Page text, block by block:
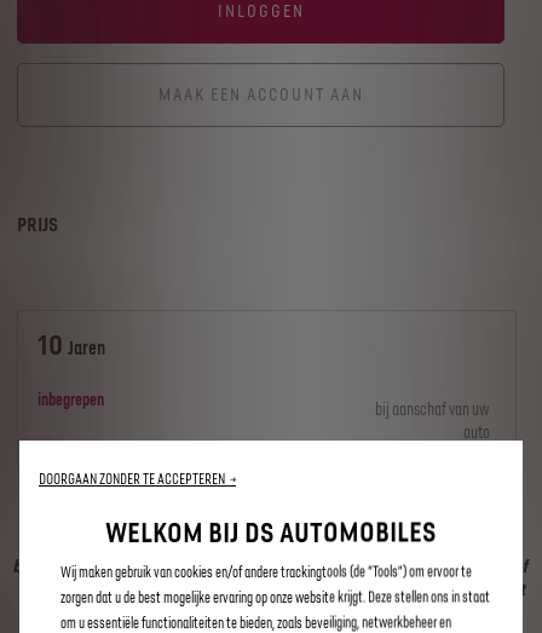
INLOGGEN
MAAK EEN ACCOUNT AAN
PRIJS
10 Jaren
inbegrepen
bij aanschaf van uw
auto
Dit aanbod is alleen van toepassing op voertuigen die zijn
besteld vóór 3 juli 2023. Voor voertuigen die zijn besteld vanaf
juli 2023: zie de aanbiedingen voor Connect ONE en Connect
PLUS.
DOORGAAN ZONDER TE ACCEPTEREN →
WELKOM BIJ DS AUTOMOBILES
Wij maken gebruik van cookies en/of andere trackingtools (de “Tools”) om ervoor te
zorgen dat u de best mogelijke ervaring op onze website krijgt. Deze stellen ons in staat
om u essentiële functionaliteiten te bieden, zoals beveiliging, netwerkbeheer en